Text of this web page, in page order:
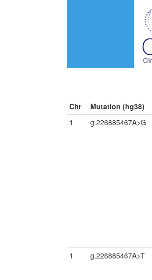
Chr Mutation (hg38)
1
g.226885467A>G
1 g.226885467A>T